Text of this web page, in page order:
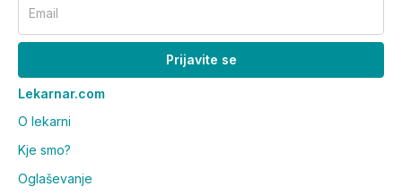
Email
Prijavite se
Lekarnar.com
O lekarni
Kje smo?
Oglaševanje